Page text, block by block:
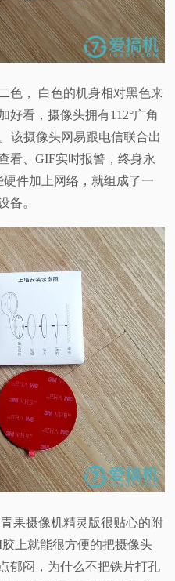
色， 白色的机身相对黑色来
好看，摄像头拥有112°广角
该摄像头网易跟电信联合出
看、GIF实时报警，终身永
件加上网络，就组成了一
备。
果摄像机精灵版很贴心的附
上就能很方便的把摄像头
郁闷，为什么不把铁片打孔